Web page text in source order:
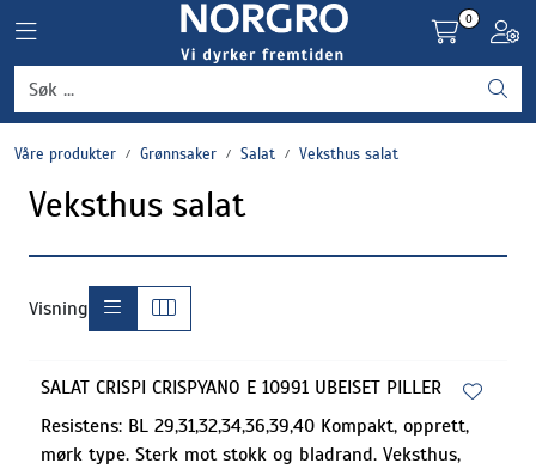
Toggle navigation
0
Våre produkter Grønnsaker Salat Veksthus salat
Veksthus salat
Visning
SALAT CRISPI CRISPYANO E 10991 UBEISET PILLER
Resistens: BL 29,31,32,34,36,39,40 Kompakt, opprett,
mørk type. Sterk mot stokk og bladrand. Veksthus,
Grønnsaker
Settepotet og setteløk
Plantevern og nyttedyr
Driftsmidler